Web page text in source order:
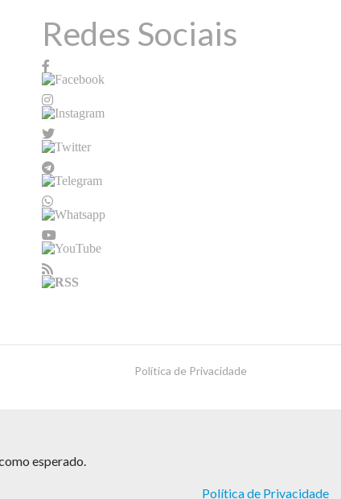
Redes Sociais
Política de Privacidade
esperado.
Política de Privacidade